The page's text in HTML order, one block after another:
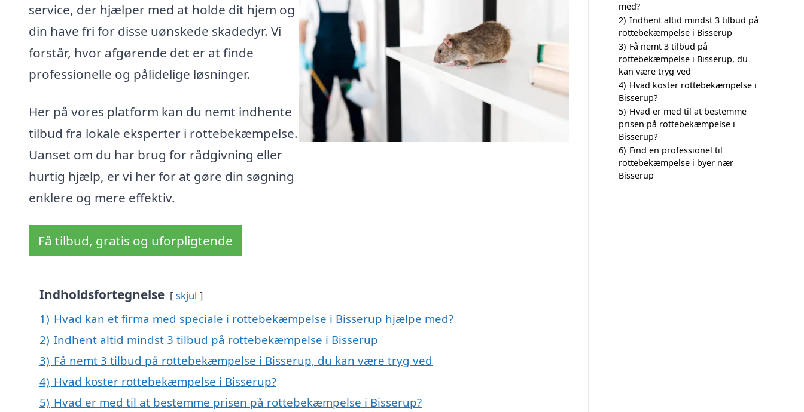
service, der hjælper med at holde dit hjem og
din have fri for disse uønskede skadedyr. Vi
forstår, hvor afgørende det er at finde
professionelle og pålidelige løsninger.
Her på vores platform kan du nemt indhente
tilbud fra lokale eksperter i rottebekæmpelse.
Uanset om du har brug for rådgivning eller
hurtig hjælp, er vi her for at gøre din søgning
enklere og mere effektiv.
Få tilbud, gratis og uforpligtende
Indholdsfortegnelse skjul
1) Hvad kan et firma med speciale i rottebekæmpelse i Bisserup hjælpe med?
2) Indhent altid mindst 3 tilbud på rottebekæmpelse i Bisserup
3) Få nemt 3 tilbud på rottebekæmpelse i Bisserup, du kan være tryg ved
4) Hvad koster rottebekæmpelse i Bisserup?
5) Hvad er med til at bestemme prisen på rottebekæmpelse i Bisserup?
med?
2) Indhent altid mindst 3 tilbud på
rottebekæmpelse i Bisserup
3) Få nemt 3 tilbud på
rottebekæmpelse i Bisserup, du
kan være tryg ved
4) Hvad koster rottebekæmpelse i
Bisserup?
5) Hvad er med til at bestemme
prisen på rottebekæmpelse i
Bisserup?
6) Find en professionel til
rottebekæmpelse i byer nær
Bisserup